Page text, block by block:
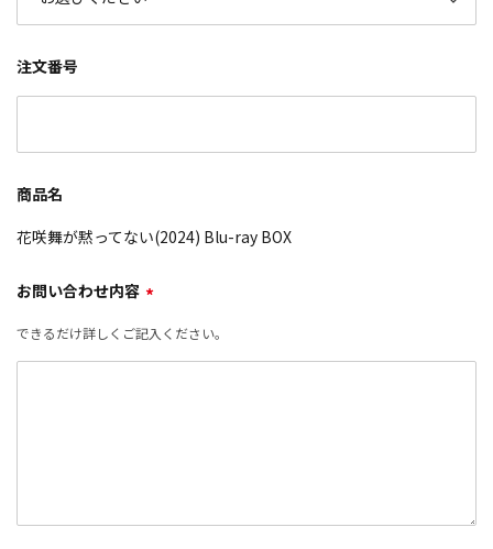
注文番号
商品名
花咲舞が黙ってない(2024) Blu-ray BOX
お問い合わせ内容 *
できるだけ詳しくご記入ください。